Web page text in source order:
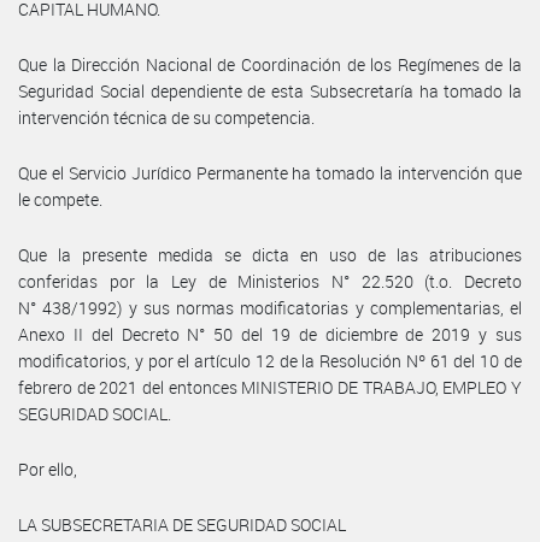
CAPITAL HUMANO.
Que la Dirección Nacional de Coordinación de los Regímenes de la
Seguridad Social dependiente de esta Subsecretaría ha tomado la
intervención técnica de su competencia.
Que el Servicio Jurídico Permanente ha tomado la intervención que
le compete.
Que la presente medida se dicta en uso de las atribuciones
conferidas por la Ley de Ministerios N° 22.520 (t.o. Decreto
N° 438/1992) y sus normas modificatorias y complementarias, el
Anexo II del Decreto N° 50 del 19 de diciembre de 2019 y sus
modificatorios, y por el artículo 12 de la Resolución Nº 61 del 10 de
febrero de 2021 del entonces MINISTERIO DE TRABAJO, EMPLEO Y
SEGURIDAD SOCIAL.
Por ello,
LA SUBSECRETARIA DE SEGURIDAD SOCIAL